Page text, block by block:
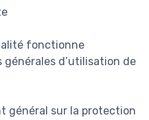
fonctionne
d’utilisation de
général sur la protection